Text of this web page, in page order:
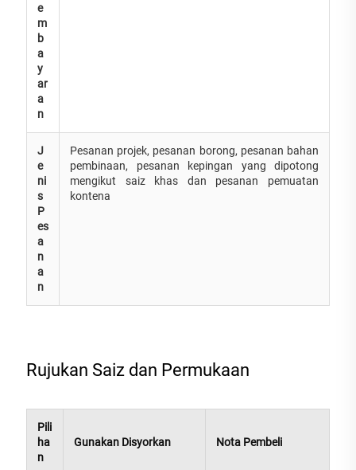
e
m
b
a
y
ar
a
n
J
e
ni
s
P
es
a
n
a
n
Pesanan projek, pesanan borong, pesanan bahan
pembinaan, pesanan kepingan yang dipotong
mengikut saiz khas dan pesanan pemuatan
kontena
Rujukan Saiz dan Permukaan
Pili
ha
n
Gunakan Disyorkan Nota Pembeli